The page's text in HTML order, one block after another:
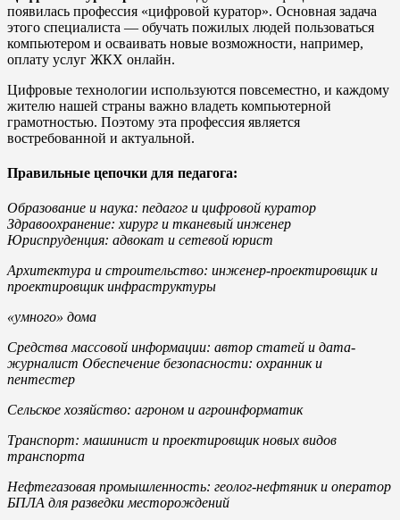
появилась профессия «цифровой куратор». Основная задача
этого специалиста — обучать пожилых людей пользоваться
компьютером и осваивать новые возможности, например,
оплату услуг ЖКХ онлайн.
Цифровые технологии используются повсеместно, и каждому
жителю нашей страны важно владеть компьютерной
грамотностью. Поэтому эта профессия является
востребованной и актуальной.
Правильные цепочки для педагога:
Образование и наука: педагог и цифровой куратор
Здравоохранение: хирург и тканевый инженер
Юриспруденция: адвокат и сетевой юрист
Архитектура и строительство: инженер-проектировщик и
проектировщик инфраструктуры
«умного» дома
Средства массовой информации: автор статей и дата-
журналист Обеспечение безопасности: охранник и
пентестер
Сельское хозяйство: агроном и агроинформатик
Транспорт: машинист и проектировщик новых видов
транспорта
Нефтегазовая промышленность: геолог-нефтяник и оператор
БПЛА для разведки месторождений